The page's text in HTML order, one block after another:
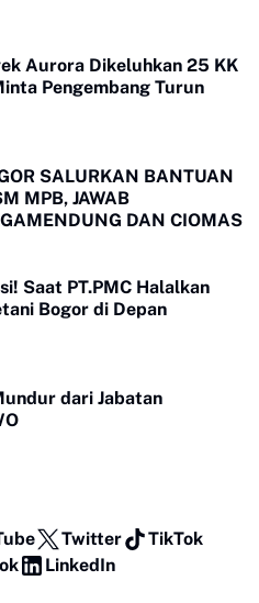
Aurora Dikeluhkan 25 KK
Pengembang Turun
SALURKAN BANTUAN
MPB, JAWAB
DAN CIOMAS
Saat PT.PMC Halalkan
Bogor di Depan
dari Jabatan
Twitter
TikTok
LinkedIn